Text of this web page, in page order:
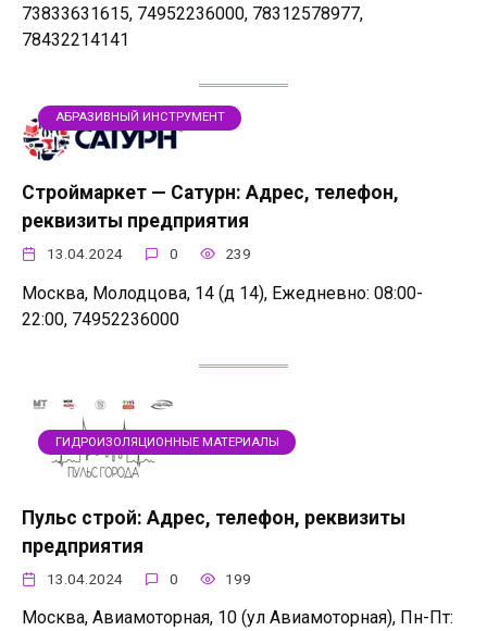
73833631615, 74952236000, 78312578977,
78432214141
АБРАЗИВНЫЙ ИНСТРУМЕНТ
Строймаркет — Сатурн: Адрес, телефон,
реквизиты предприятия
13.04.2024 0 239
Москва, Молодцова, 14 (д 14), Ежедневно: 08:00-
22:00, 74952236000
ГИДРОИЗОЛЯЦИОННЫЕ МАТЕРИАЛЫ
Пульс строй: Адрес, телефон, реквизиты
предприятия
13.04.2024 0 199
Москва, Авиамоторная, 10 (ул Авиамоторная), Пн-Пт: